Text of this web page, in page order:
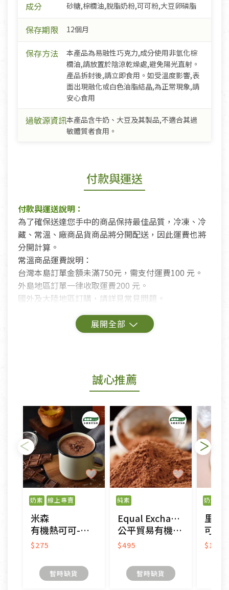
成分 砂糖,棕櫚油,脫脂奶粉,可可粉,大豆卵磷脂
保存期限 12個月
保存方法
本產品為易融性巧克力,成分使用非氫化棕
櫚油,請放置於陰涼乾燥處,避免陽光直射。
產品拆封後,請立即食用。如受溫度影響,表
面出現融化或白色油脂結晶,為正常現象,請
安心食用
過敏源資訊本產品含牛奶、大豆及其製品,不適合其過
敏體質者食用。
付款與運送
付款與運送說明：
為了確保送達您手中的商品保持最佳品質，冷凍、冷
藏、常溫、廠商品貨商品將分開配送，因此運費也將
分開計算。
常溫商品運費說明：
台灣本島訂單金額未滿750元，需支付運費100 元。
外島地區訂單一律收取運費200 元。
國外及大陸地區訂購，請詳見常見問題。
鑑賞期商品說明：
若您購買的商品有下列「不適用七天鑑賞期商品」情
形者，除商品瑕疵以外，恕不接受退換貨.
依消保法之規定提供該商品七天免費鑑賞期(含例假
日)的服務，原則上若商品未經使用或被汙損(除商品
瑕疵)，一般皆可申請退換貨。
不適用七天鑑賞期商品：
以數位或電磁紀錄形式儲存之商品、易於變質或損壞
之商品、以及性質上無法或不適合退換之商品：如
CD、VCD、DVD、電腦軟體，若產品瑕疵無法讀取僅
接受原片換新。
衣飾鞋類-如T恤，如於送達後水洗或污損者。
美容保養用品、內衣褲、襪子、口罩等私人消耗性產
內衣褲、襪子、口罩個人衛生用品除商品本身有瑕疵
外,依據《通訊交易解除權合理例外情事適用準
誠心推薦
奶素 線上專賣
米森
有機熱可可-黑巧克力
$275
暫時缺貨
純素
Equal Exchange
公平貿易有機純可可粉
$495
暫時缺貨
奶素
里仁
可可
$15